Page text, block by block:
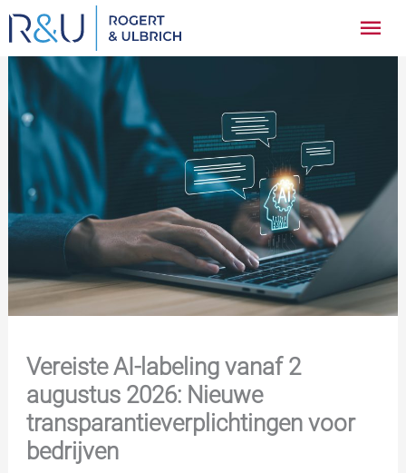
Ga
naar
inhoud
Vereiste AI-labeling vanaf 2
augustus 2026: Nieuwe
transparantieverplichtingen voor
bedrijven